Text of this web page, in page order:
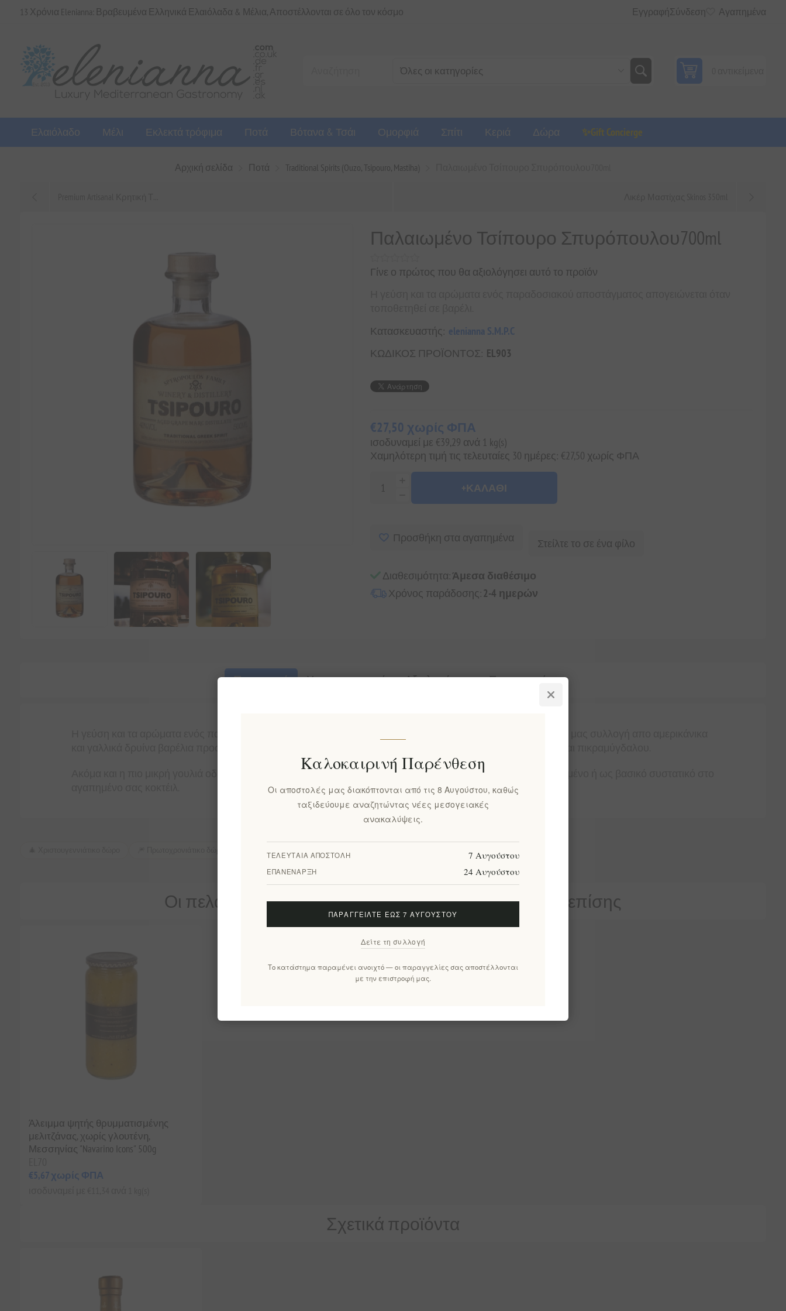
13 Χρόνια Elenianna: Βραβευμένα Ελληνικά Ελαιόλαδα & Μέλια, Αποστέλλονται σε όλο τον κόσμο ΕγγραφήΣύνδεση Αγαπημένα
Ελαιόλαδο Μέλι Εκλεκτά τρόφιμα Ποτά Βότανα & Τσάι Ομορφιά Σπίτι Κεριά Δώρα ✨Gift Concierge
Αρχική σελίδα Ποτά Traditional Spirits (Ouzo, Tsipouro, Mastiha)
Παλαιωμένο Τσίπουρο Σπυρόπουλου700ml
Γίνε ο πρώτος που θα αξιολόγησει αυτό το προϊόν
Κατασκευαστής: elenianna S.M.P.C
ΚΩΔΙΚΟΣ ΠΡΟΪΟΝΤΟΣ: EL903
€27,50 χωρίς ΦΠΑ
ισοδυναμεί με €39,29 ανά 1 kg(s)
Χαμηλότερη τιμή τις τελευταίες 30 ημέρες: €27,50 χωρίς ΦΠΑ
+ΚΑΛΆΘΙ
Προσθήκη στα αγαπημένα Στείλτε το σε ένα φίλο
Διαθεσιμότητα:Άμεσα διαθέσιμο
Χρόνος παράδοσης:2-4 ημερών
Περιγραφή Χαρακτηριστικά Αξιολογήσεις Επικοινωνία
Ακόμα και η πιο μικρή γουλιά οδηγεί σε μια έκρηξη γεύσεων που πλημμυρίζει τις αισθήσεις. Προτείνεται παγωμένο ή ως βασικό συστατικό στο
Οι πελάτες που αγόρασαν αυτό το προϊόν αγόρασαν επίσης
Άλειμμα ψητής θρυμματισμένης
μελιτζάνας, χωρίς γλουτένη,
Μεσσηνίας "Navarino Icons" 500g
€5,67 χωρίς ΦΠΑ
Σχετικά προϊόντα
Καλοκαιρινή Παρένθεση
Οι αποστολές μας διακόπτονται από τις 8 Αυγούστου, καθώς
ταξιδεύουμε αναζητώντας νέες μεσογειακές
ανακαλύψεις.
ΤΕΛΕΥΤΑΊΑ ΑΠΟΣΤΟΛΉ 7 Αυγούστου
ΕΠΑΝΈΝΑΡΞΗ 24 Αυγούστου
ΠΑΡΑΓΓΕΊΛΤΕ ΈΩΣ 7 ΑΥΓΟΎΣΤΟΥ
Δείτε τη συλλογή
Το κατάστημα παραμένει ανοιχτό — οι παραγγελίες σας αποστέλλονται
με την επιστροφή μας.